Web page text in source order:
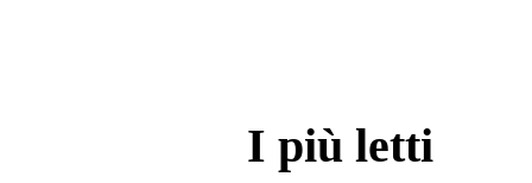
I più letti